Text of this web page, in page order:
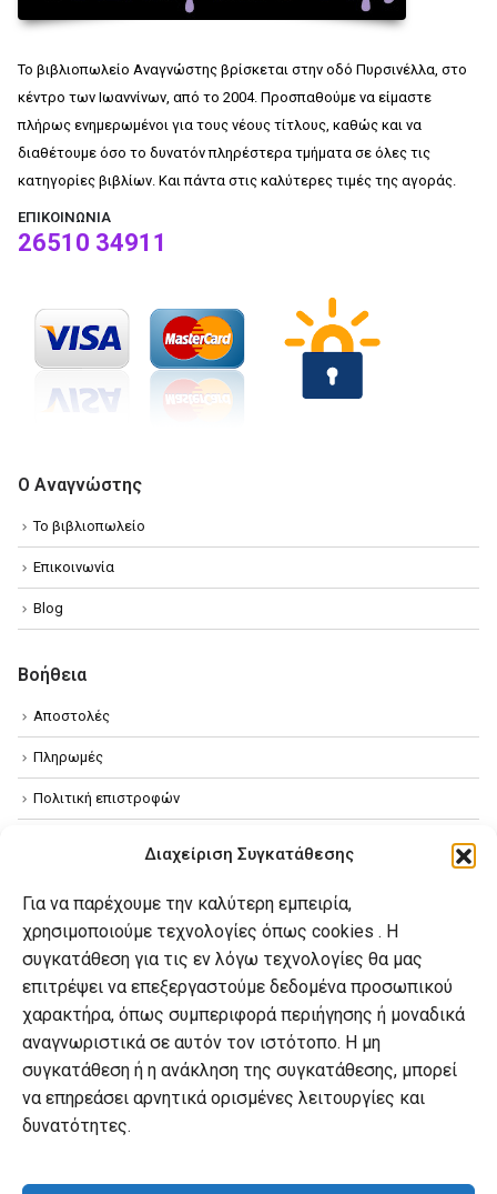
Διαχείριση Συγκατάθεσης
Για να παρέχουμε την καλύτερη εμπειρία,
χρησιμοποιούμε τεχνολογίες όπως cookies . Η
συγκατάθεση για τις εν λόγω τεχνολογίες θα μας
επιτρέψει να επεξεργαστούμε δεδομένα προσωπικού
χαρακτήρα, όπως συμπεριφορά περιήγησης ή μοναδικά
αναγνωριστικά σε αυτόν τον ιστότοπο. Η μη
συγκατάθεση ή η ανάκληση της συγκατάθεσης, μπορεί
να επηρεάσει αρνητικά ορισμένες λειτουργίες και
δυνατότητες.
Το βιβλιοπωλείο Αναγνώστης βρίσκεται στην οδό Πυρσινέλλα, στο
κέντρο των Ιωαννίνων, από το 2004. Προσπαθούμε να είμαστε
πλήρως ενημερωμένοι για τους νέους τίτλους, καθώς και να
διαθέτουμε όσο το δυνατόν πληρέστερα τμήματα σε όλες τις
κατηγορίες βιβλίων. Και πάντα στις καλύτερες τιμές της αγοράς.
ΕΠΙΚΟΙΝΩΝΊΑ
26510 34911
Ο Αναγνώστης
Το βιβλιοπωλείο
Επικοινωνία
Blog
Βοήθεια
Αποστολές
Πληρωμές
Πολιτική επιστροφών
Πολιτική Cookies
Ο λογαριασμός μου
Ο λογαριασμός μου
Οι παραγγελίες μου
Λίστα επιθυμιών